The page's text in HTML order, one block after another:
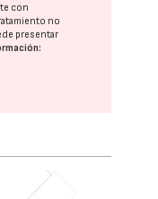
con
no
presentar